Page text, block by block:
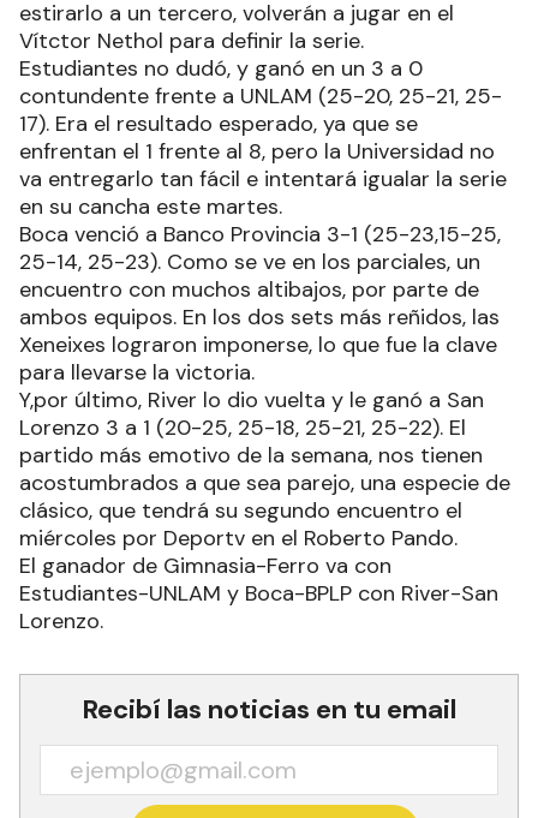
estirarlo a un tercero, volverán a jugar en el
Vítctor Nethol para definir la serie.
Estudiantes no dudó, y ganó en un 3 a 0
contundente frente a UNLAM (25-20, 25-21, 25-
17). Era el resultado esperado, ya que se
enfrentan el 1 frente al 8, pero la Universidad no
va entregarlo tan fácil e intentará igualar la serie
en su cancha este martes.
Boca venció a Banco Provincia 3-1 (25-23,15-25,
25-14, 25-23). Como se ve en los parciales, un
encuentro con muchos altibajos, por parte de
ambos equipos. En los dos sets más reñidos, las
Xeneixes lograron imponerse, lo que fue la clave
para llevarse la victoria.
Y,por último, River lo dio vuelta y le ganó a San
Lorenzo 3 a 1 (20-25, 25-18, 25-21, 25-22). El
partido más emotivo de la semana, nos tienen
acostumbrados a que sea parejo, una especie de
clásico, que tendrá su segundo encuentro el
miércoles por Deportv en el Roberto Pando.
El ganador de Gimnasia-Ferro va con
Estudiantes-UNLAM y Boca-BPLP con River-San
Lorenzo.
Recibí las noticias en tu email